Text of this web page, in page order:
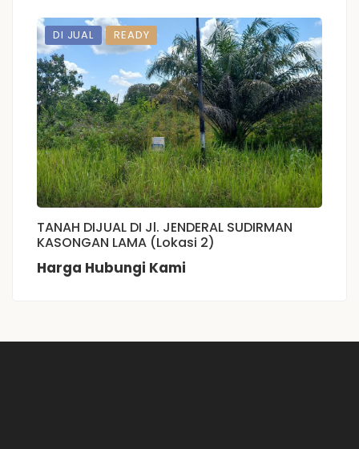
DI JUAL READY
TANAH DIJUAL DI Jl. JENDERAL SUDIRMAN
KASONGAN LAMA (Lokasi 2)
Harga Hubungi Kami